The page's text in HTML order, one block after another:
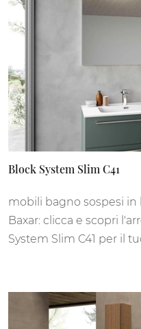
Block System Slim C41
mobili bagno sospesi
Baxar: clicca e scopri
System Slim C41 per il